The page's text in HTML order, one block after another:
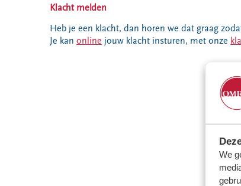
We
Milieupas
aanvragen
Kringloopspullen
Hier werken
we aan
Ecopark De
Pers
Klacht melden
Heb je een klacht, dan horen we dat graag
Je kan online jouw klacht insturen, met onze